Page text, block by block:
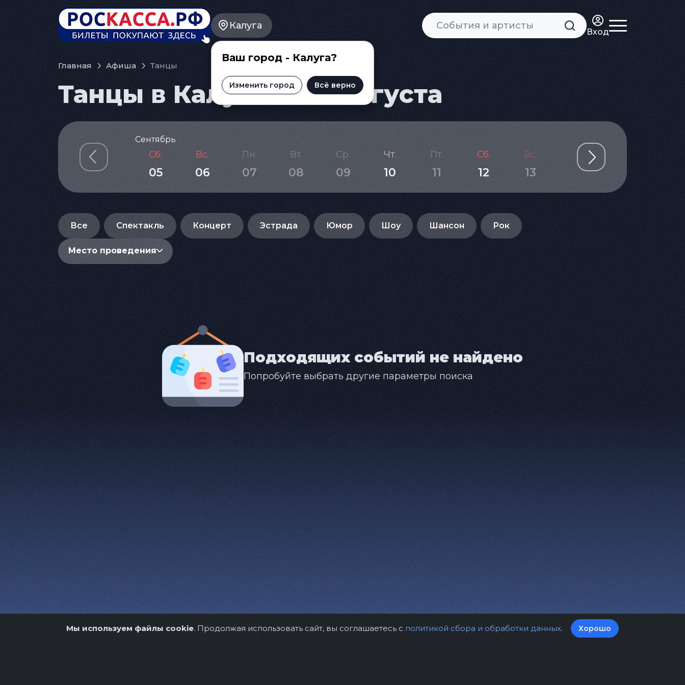
Калуга
Ваш город - Калуга?
Изменить город Всё верно
Вход
Главная Афиша Танцы
Танцы в Калуге на 11 августа
Сентябрь
Сб.
05
Вс.
06
Пн.
07
Вт.
08
Ср.
09
Чт.
10
Пт.
11
Сб.
12
Вс.
13
Пн.
14 15
Все Спектакль Концерт Эстрада Юмор Шоу Шансон Рок
Место проведения
Подходящих событий не найдено
Попробуйте выбрать другие параметры поиска
Мы используем файлы cookie. Продолжая использовать сайт, вы соглашаетесь с политикой сбора и обработки данных. Хорошо